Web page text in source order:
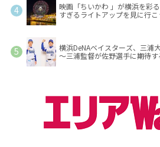
映画「ちいかわ 」が横浜を彩
すぎるライトアップを見に行こ
横浜DeNAベイスターズ、三浦
～三浦監督が佐野選手に期待す